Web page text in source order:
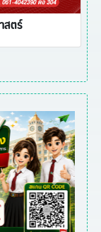
สตร์
Next